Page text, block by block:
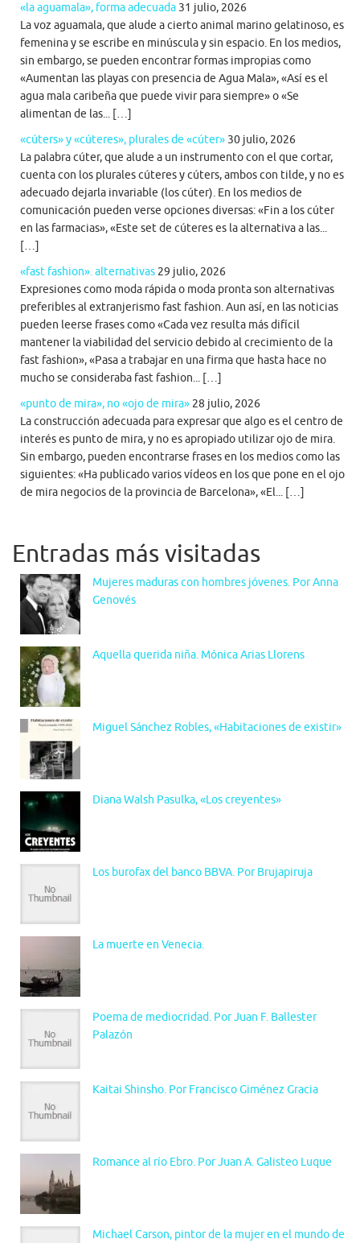
«la aguamala», forma adecuada 31 julio, 2026
La voz aguamala, que alude a cierto animal marino gelatinoso, es
femenina y se escribe en minúscula y sin espacio. En los medios,
sin embargo, se pueden encontrar formas impropias como
«Aumentan las playas con presencia de Agua Mala», «Así es el
agua mala caribeña que puede vivir para siempre» o «Se
alimentan de las... […]
«cúters» y «cúteres», plurales de «cúter» 30 julio, 2026
La palabra cúter, que alude a un instrumento con el que cortar,
cuenta con los plurales cúteres y cúters, ambos con tilde, y no es
adecuado dejarla invariable (los cúter). En los medios de
comunicación pueden verse opciones diversas: «Fin a los cúter
en las farmacias», «Este set de cúteres es la alternativa a las...
[…]
«fast fashion». alternativas 29 julio, 2026
Expresiones como moda rápida o moda pronta son alternativas
preferibles al extranjerismo fast fashion. Aun así, en las noticias
pueden leerse frases como «Cada vez resulta más difícil
mantener la viabilidad del servicio debido al crecimiento de la
fast fashion», «Pasa a trabajar en una firma que hasta hace no
mucho se consideraba fast fashion... […]
«punto de mira», no «ojo de mira» 28 julio, 2026
La construcción adecuada para expresar que algo es el centro de
interés es punto de mira, y no es apropiado utilizar ojo de mira.
Sin embargo, pueden encontrarse frases en los medios como las
siguientes: «Ha publicado varios vídeos en los que pone en el ojo
de mira negocios de la provincia de Barcelona», «El... […]
Entradas más visitadas
Mujeres maduras con hombres jóvenes. Por Anna
Genovés
Aquella querida niña. Mónica Arias Llorens
Miguel Sánchez Robles, «Habitaciones de existir»
Diana Walsh Pasulka, «Los creyentes»
Los burofax del banco BBVA. Por Brujapiruja
La muerte en Venecia.
Poema de mediocridad. Por Juan F. Ballester
Palazón
Kaitai Shinsho. Por Francisco Giménez Gracia
Romance al río Ebro. Por Juan A. Galisteo Luque
Michael Carson, pintor de la mujer en el mundo de